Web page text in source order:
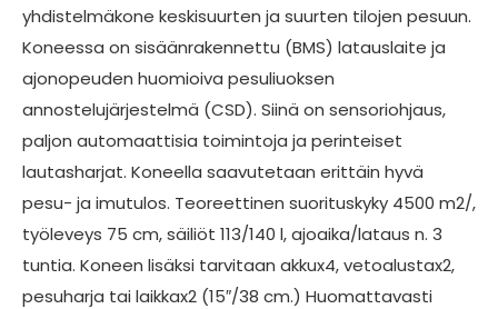
yhdistelmäkone keskisuurten ja suurten tilojen pesuun.
Koneessa on sisäänrakennettu (BMS) latauslaite ja
ajonopeuden huomioiva pesuliuoksen
annostelujärjestelmä (CSD). Siinä on sensoriohjaus,
paljon automaattisia toimintoja ja perinteiset
lautasharjat. Koneella saavutetaan erittäin hyvä
pesu- ja imutulos. Teoreettinen suorituskyky 4500 m2/,
työleveys 75 cm, säiliöt 113/140 l, ajoaika/lataus n. 3
tuntia. Koneen lisäksi tarvitaan akkux4, vetoalustax2,
pesuharja tai laikkax2 (15″/38 cm.) Huomattavasti